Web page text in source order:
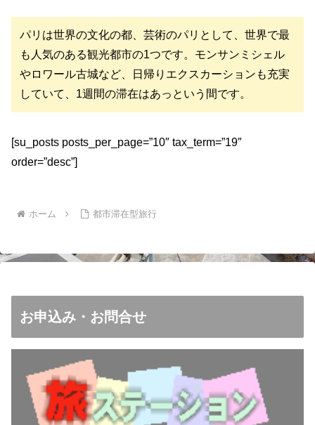
パリは世界の文化の都、芸術のパリとして、世界で最
も人気のある観光都市の1つです。モンサンミシェル
やロワール古城など、日帰りエクスカーションも充実
していて、1週間の滞在はあっという間です。
[su_posts posts_per_page=”10″ tax_term=”19″
order=”desc”]
ホーム 都市滞在型旅行
お申込み・お問合せ